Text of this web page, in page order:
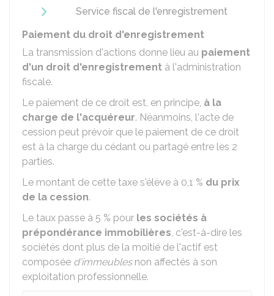
Service fiscal de l'enregistrement
Paiement du droit d'enregistrement
La transmission d'actions donne lieu au paiement
d'un droit d'enregistrement à l'administration
fiscale.
Le paiement de ce droit est, en principe, à la
charge de l'acquéreur. Néanmoins, l'acte de
cession peut prévoir que le paiement de ce droit
est à la charge du cédant ou partagé entre les 2
parties.
Le montant de cette taxe s'élève à 0,1 % du prix
de la cession.
Le taux passe à 5 % pour les sociétés à
prépondérance immobilières, c'est-à-dire les
sociétés dont plus de la moitié de l'actif est
composée d'immeublesnon affectés à son
exploitation professionnelle.